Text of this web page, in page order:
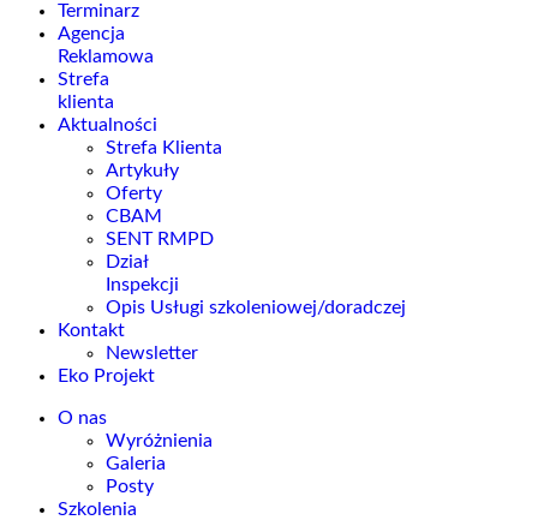
Terminarz
Agencja
Reklamowa
Strefa
klienta
Aktualności
Strefa Klienta
Artykuły
Oferty
CBAM
SENT RMPD
Dział
Inspekcji
Opis Usługi szkoleniowej/doradczej
Kontakt
Newsletter
Eko Projekt
O nas
Wyróżnienia
Galeria
Posty
Szkolenia